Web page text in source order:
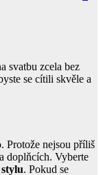
svatbu zcela bez
se cítili skvěle a
Protože nejsou příliš
doplňcích. Vyberte
. Pokud se